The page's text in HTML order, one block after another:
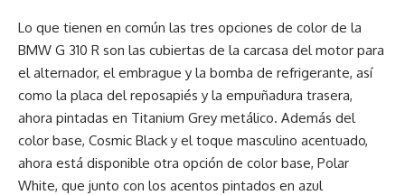
Lo que tienen en común las tres opciones de color de la
BMW G 310 R son las cubiertas de la carcasa del motor para
el alternador, el embrague y la bomba de refrigerante, así
como la placa del reposapiés y la empuñadura trasera,
ahora pintadas en Titanium Grey metálico. Además del
color base, Cosmic Black y el toque masculino acentuado,
ahora está disponible otra opción de color base, Polar
White, que junto con los acentos pintados en azul